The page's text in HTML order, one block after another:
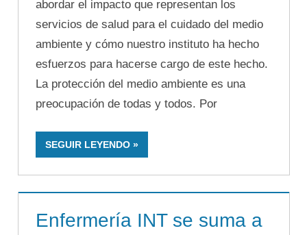
abordar el impacto que representan los
servicios de salud para el cuidado del medio
ambiente y cómo nuestro instituto ha hecho
esfuerzos para hacerse cargo de este hecho.
La protección del medio ambiente es una
preocupación de todas y todos. Por
SEGUIR LEYENDO
Enfermería INT se suma a